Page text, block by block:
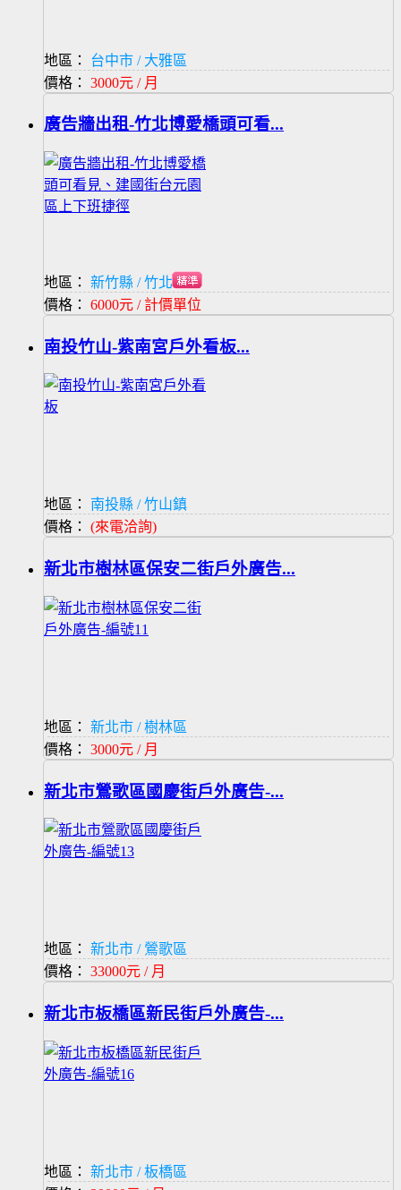
地區：
台中市 / 大雅區
價格： 3000元 / 月
廣告牆出租-竹北博愛橋頭可看...
地區：
新竹縣 / 竹北市
價格： 6000元 / 計價單位
南投竹山-紫南宮戶外看板...
地區：
南投縣 / 竹山鎮
價格： (來電洽詢)
新北市樹林區保安二街戶外廣告...
地區：
新北市 / 樹林區
價格： 3000元 / 月
新北市鶯歌區國慶街戶外廣告-...
地區：
新北市 / 鶯歌區
價格： 33000元 / 月
新北市板橋區新民街戶外廣告-...
地區：
新北市 / 板橋區